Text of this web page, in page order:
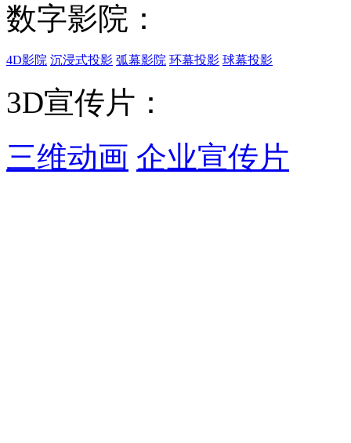
数字影院：
4D影院 沉浸式投影 弧幕影院 环幕投影 球幕投影
3D宣传片：
三维动画 企业宣传片